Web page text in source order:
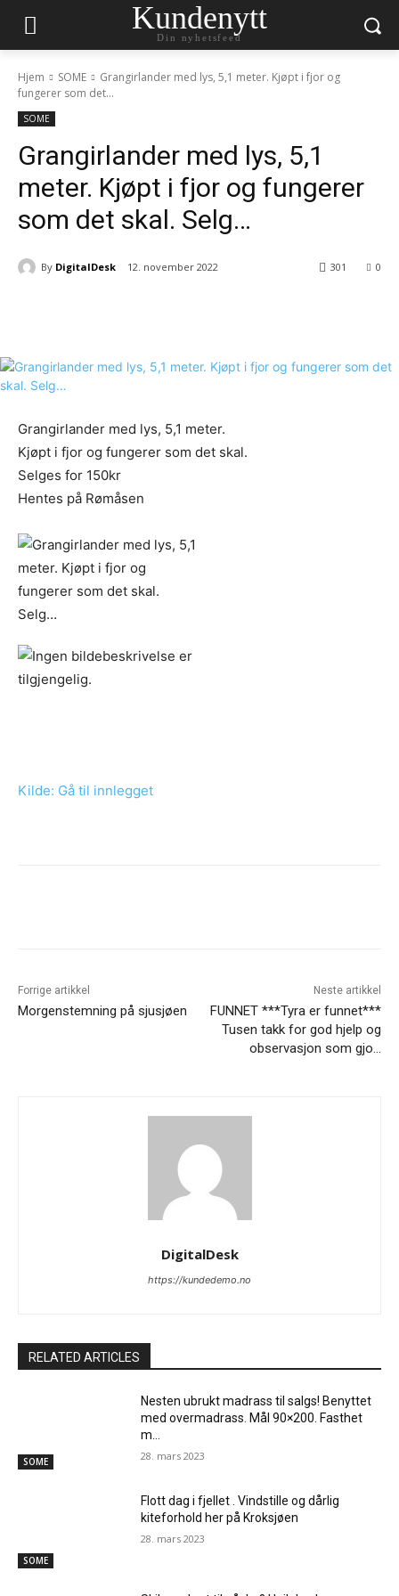
Kundenytt
Din nyhetsfeed
Hjem SOME
Grangirlander med lys, 5,1 meter. Kjøpt i fjor og
fungerer som det...
SOME
Grangirlander med lys, 5,1
meter. Kjøpt i fjor og fungerer
som det skal. Selg…
By DigitalDesk 12. november 2022 0
301
Grangirlander med lys, 5,1 meter.
Kjøpt i fjor og fungerer som det skal.
Selges for 150kr
Hentes på Rømåsen
Kilde: Gå til innlegget
Forrige artikkel
Morgenstemning på sjusjøen
Neste artikkel
FUNNET ***Tyra er funnet***
Tusen takk for god hjelp og
observasjon som gjo…
DigitalDesk
https://kundedemo.no
RELATED ARTICLES
SOME
Nesten ubrukt madrass til salgs! Benyttet
med overmadrass. Mål 90×200. Fasthet
m…
28. mars 2023
SOME
Flott dag i fjellet . Vindstille og dårlig
kiteforhold her på Kroksjøen
28. mars 2023